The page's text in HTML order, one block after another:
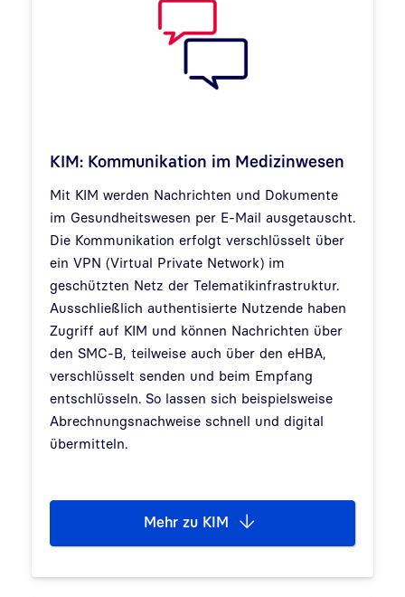
KIM: Kommunikation im Medizinwesen
Mit KIM werden Nachrichten und Dokumente
im Gesundheitswesen per E-Mail ausgetauscht.
Die Kommunikation erfolgt verschlüsselt über
ein VPN (Virtual Private Network) im
geschützten Netz der Telematikinfrastruktur.
Ausschließlich authentisierte Nutzende haben
Zugriff auf KIM und können Nachrichten über
den SMC-B, teilweise auch über den eHBA,
verschlüsselt senden und beim Empfang
entschlüsseln. So lassen sich beispielsweise
Abrechnungsnachweise schnell und digital
übermitteln.
Mehr zu KIM